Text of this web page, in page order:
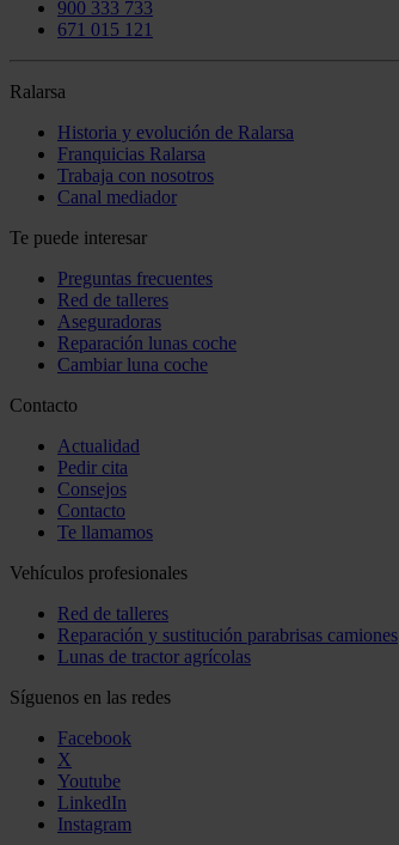
900 333 733
671 015 121
Ralarsa
Historia y evolución de Ralarsa
Franquicias Ralarsa
Trabaja con nosotros
Canal mediador
Te puede interesar
Preguntas frecuentes
Red de talleres
Aseguradoras
Reparación lunas coche
Cambiar luna coche
Contacto
Actualidad
Pedir cita
Consejos
Contacto
Te llamamos
Vehículos profesionales
Red de talleres
Reparación y sustitución parabrisas camiones
Lunas de tractor agrícolas
Síguenos en las redes
Facebook
X
Youtube
LinkedIn
Instagram